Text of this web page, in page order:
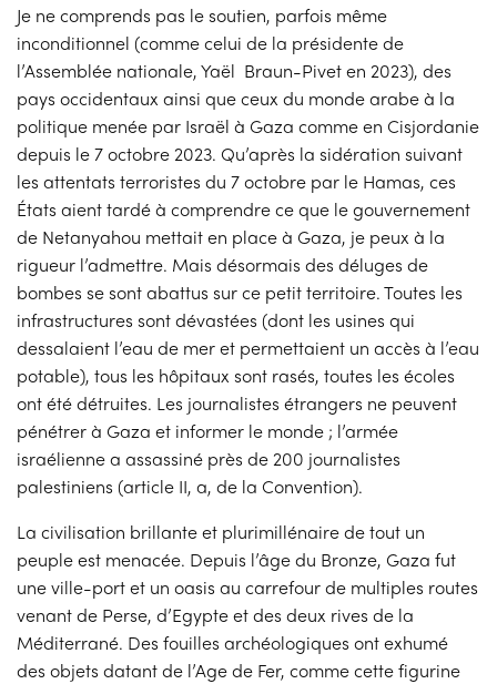
Je ne comprends pas le soutien, parfois même
inconditionnel (comme celui de la présidente de
l’Assemblée nationale, Yaël Braun-Pivet en 2023), des
pays occidentaux ainsi que ceux du monde arabe à la
politique menée par Israël à Gaza comme en Cisjordanie
depuis le 7 octobre 2023. Qu’après la sidération suivant
les attentats terroristes du 7 octobre par le Hamas, ces
États aient tardé à comprendre ce que le gouvernement
de Netanyahou mettait en place à Gaza, je peux à la
rigueur l’admettre. Mais désormais des déluges de
bombes se sont abattus sur ce petit territoire. Toutes les
infrastructures sont dévastées (dont les usines qui
dessalaient l’eau de mer et permettaient un accès à l’eau
potable), tous les hôpitaux sont rasés, toutes les écoles
ont été détruites. Les journalistes étrangers ne peuvent
pénétrer à Gaza et informer le monde ; l’armée
israélienne a assassiné près de 200 journalistes
palestiniens (article II, a, de la Convention).
La civilisation brillante et plurimillénaire de tout un
peuple est menacée. Depuis l’âge du Bronze, Gaza fut
une ville-port et un oasis au carrefour de multiples routes
venant de Perse, d’Egypte et des deux rives de la
Méditerrané. Des fouilles archéologiques ont exhumé
des objets datant de l’Age de Fer, comme cette figurine